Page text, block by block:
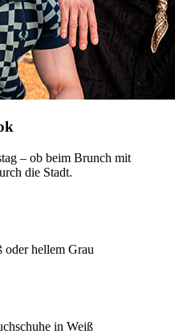
– ob beim Brunch mit
die Stadt.
oder hellem Grau
in Weiß